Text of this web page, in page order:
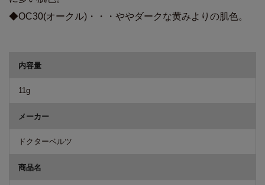
◆OC30(オークル)・・・ややダークな黄みよりの肌色。
内容量
11g
メーカー
ドクターベルツ
商品名